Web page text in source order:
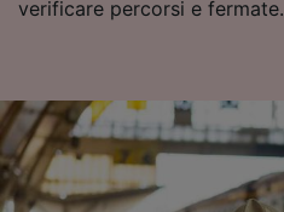
verificare percorsi e fermate.